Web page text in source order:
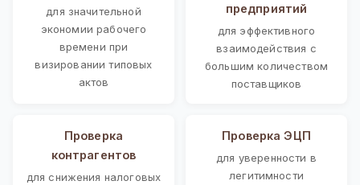
для значительной
экономии рабочего
времени при
визировании типовых
актов
предприятий
для эффективного
взаимодействия с
большим количеством
поставщиков
Проверка
контрагентов
для снижения налоговых
Проверка ЭЦП
для уверенности в
легитимности